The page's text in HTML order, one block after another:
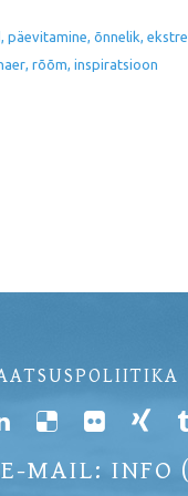
päevitamine õnnelik
rõõm inspiratsioon
MAIL: INFO